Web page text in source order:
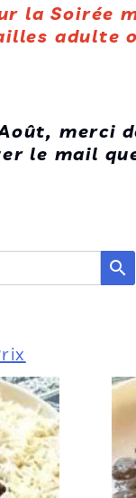
la Soirée
adulte
merci
le mail
search